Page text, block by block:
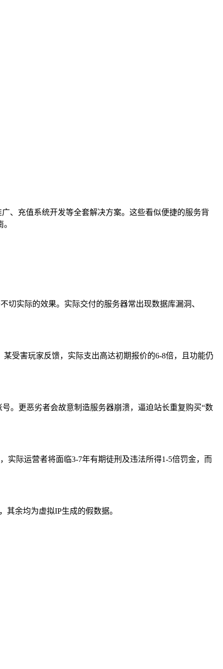
、充值系统开发等全套解决方案。这些看似便捷的服务背
切实际的效果。实际交付的服务器常出现数据库漏洞、
受害玩家反馈，实际支出高达初期报价的6-8倍，且功能仍
。更恶劣者会故意制造服务器崩溃，逼迫站长重复购买“数
实际运营者将面临3-7年有期徒刑及违法所得1-5倍罚金，而
余均为虚拟IP生成的假数据。